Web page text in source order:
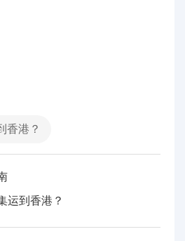
香港？
运到香港？